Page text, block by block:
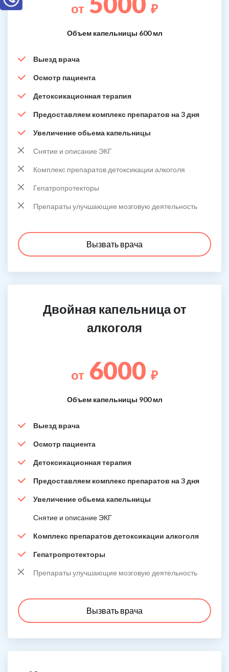
от ₽
Объем капельницы 600 мл
Выезд врача
Осмотр пациента
Детоксикационная терапия
Предоставляем комплекс препаратов на 3 дня
Увеличение обьема капельницы
Снятие и описание ЭКГ
Комплекс препаратов детоксикации алкоголя
Гепатропротекторы
Препараты улучшающие мозговую деятельность
Вызвать врача
Двойная капельница от
алкоголя
от 6000 ₽
Объем капельницы 900 мл
Выезд врача
Осмотр пациента
Детоксикационная терапия
Предоставляем комплекс препаратов на 3 дня
Увеличение обьема капельницы
Снятие и описание ЭКГ
Комплекс препаратов детоксикации алкоголя
Гепатропротекторы
Препараты улучшающие мозговую деятельность
Вызвать врача